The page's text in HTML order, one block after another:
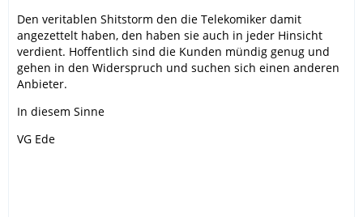
Den veritablen Shitstorm den die Telekomiker damit
angezettelt haben, den haben sie auch in jeder Hinsicht
verdient. Hoffentlich sind die Kunden mündig genug und
gehen in den Widerspruch und suchen sich einen anderen
Anbieter.
In diesem Sinne
VG Ede